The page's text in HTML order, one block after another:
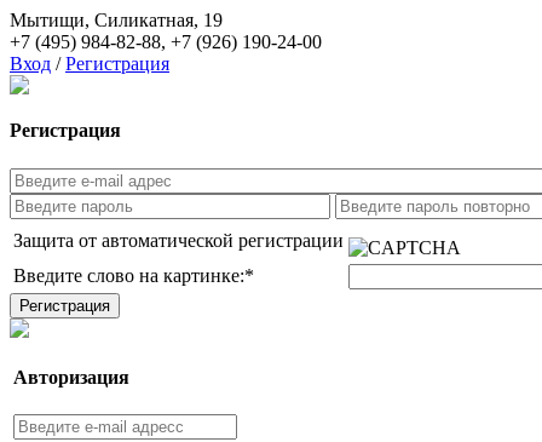
Мытищи, Силикатная, 19
+7 (495) 984-82-88, +7 (926) 190-24-00
Вход / Регистрация
Регистрация
Защита от автоматической регистрации
Введите слово на картинке:*
Авторизация